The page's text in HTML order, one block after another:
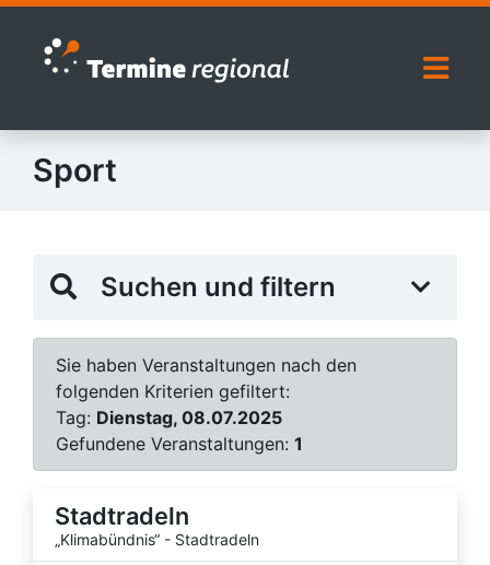
Zur Navigation springen
Zum Inhalt springen
Sport
Suchen und filtern
Sie haben Veranstaltungen nach den
folgenden Kriterien gefiltert:
Tag: Dienstag, 08.07.2025
Gefundene Veranstaltungen: 1
Stadtradeln
„Klimabündnis“ - Stadtradeln